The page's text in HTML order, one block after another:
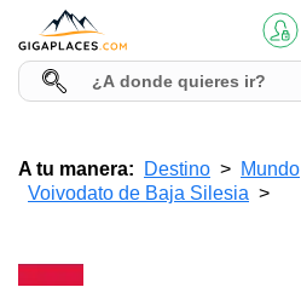
A tu manera: Destino Mundo
Voivodato de Baja Silesia